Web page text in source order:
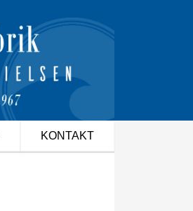
KONTAKT